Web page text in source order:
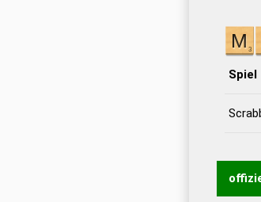
Spiel